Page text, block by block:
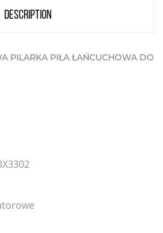
description
PILARKA PIŁA ŁAŃCUCHOWA DO